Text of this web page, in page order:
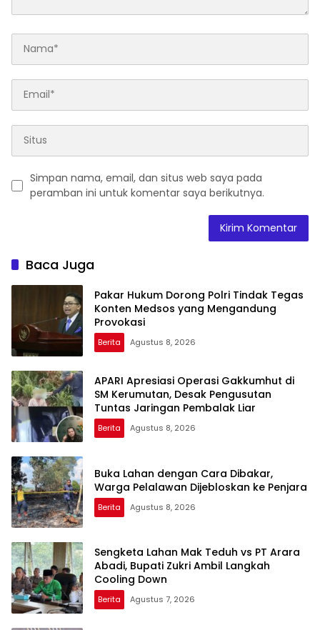
Simpan nama, email, dan situs web saya pada
peramban ini untuk komentar saya berikutnya.
Baca Juga
Pakar Hukum Dorong Polri Tindak Tegas
Konten Medsos yang Mengandung
Provokasi
Berita Agustus 8, 2026
APARI Apresiasi Operasi Gakkumhut di
SM Kerumutan, Desak Pengusutan
Tuntas Jaringan Pembalak Liar
Berita Agustus 8, 2026
Buka Lahan dengan Cara Dibakar,
Warga Pelalawan Dijebloskan ke Penjara
Berita Agustus 8, 2026
Sengketa Lahan Mak Teduh vs PT Arara
Abadi, Bupati Zukri Ambil Langkah
Cooling Down
Berita Agustus 7, 2026